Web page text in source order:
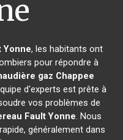
Yonne, les habitants ont
pour répondre à
gaz Chappee
d'experts est prête à
vos problèmes de
Fault Yonne. Nous
généralement dans